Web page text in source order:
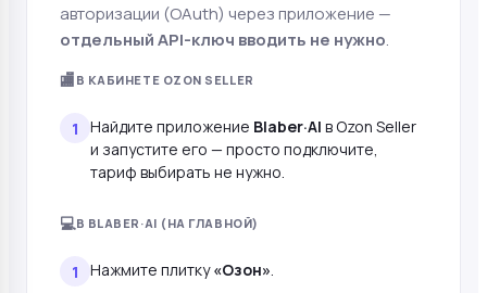
авторизации (OAuth) через приложение —
отдельный API-ключ вводить не нужно.
🏬 В КАБИНЕТЕ OZON SELLER
Найдите приложение Blaber·AI в Ozon Seller
и запустите его — просто подключите,
тариф выбирать не нужно.
💻В BLABER·AI (НА ГЛАВНОЙ)
Нажмите плитку«Озон».